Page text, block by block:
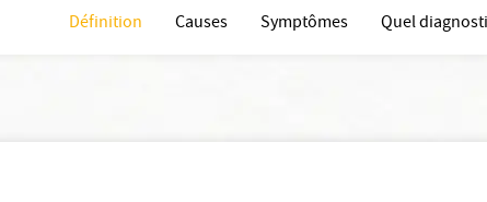
Définition Causes Symptômes Quel